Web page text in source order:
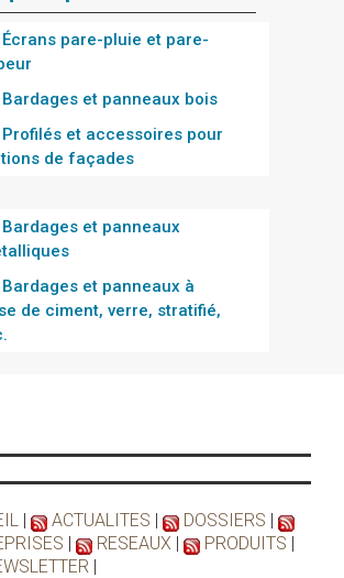
Écrans pare-pluie et pare-
Bardages et panneaux bois
Profilés et accessoires pour
de façades
Bardages et panneaux
Bardages et panneaux à
de ciment, verre, stratifié,
| ACTUALITES | DOSSIERS |
| RESEAUX | PRODUITS |
|